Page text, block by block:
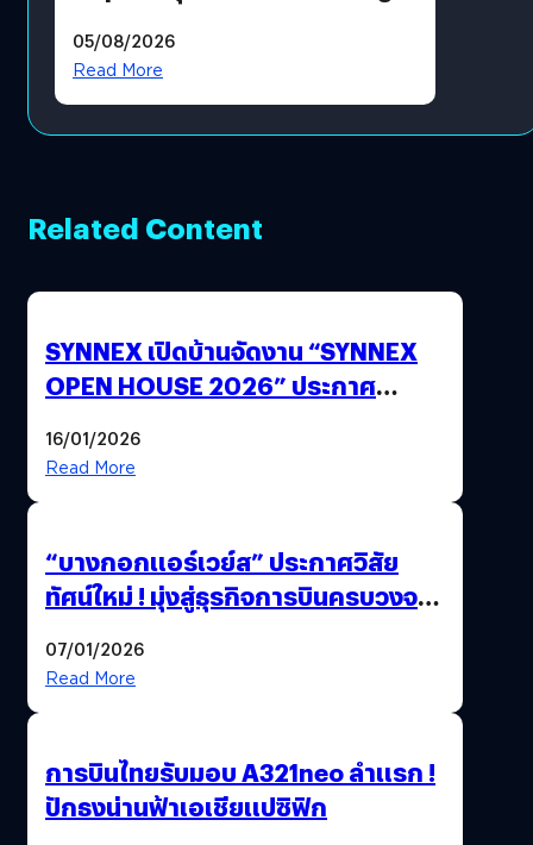
05/08/2026
Read More
Related Content
SYNNEX เปิดบ้านจัดงาน “SYNNEX
OPEN HOUSE 2026” ประกาศ
ได้ 53,000 ล้านบาท
16/01/2026
Read More
“บางกอกแอร์เวย์ส” ประกาศวิสัย
ทัศน์ใหม่ ! มุ่งสู่ธุรกิจการบินครบวงจร
สังคม
07/01/2026
Read More
การบินไทยรับมอบ A321neo ลำแรก !
ปักธงน่านฟ้าเอเชียแปซิฟิก